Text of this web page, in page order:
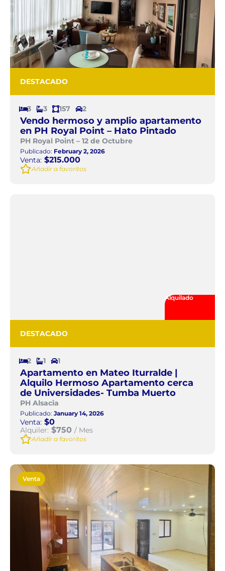
DESTACADO
3 3 157 2
Vendo hermoso y amplio apartamento
en PH Royal Point – Hato Pintado
PH Royal Point – 12 de Octubre
Publicado: February 2, 2026
Venta: $215.000
Añadir a favoritos
Alquilado
DESTACADO
2 1 1
Apartamento en Mateo Iturralde |
Alquilo Hermoso Apartamento cerca
de Universidades- Tumba Muerto
PH Alsacia
Publicado: January 14, 2026
Venta: $0
Alquiler: $750 / Mes
Añadir a favoritos
Venta